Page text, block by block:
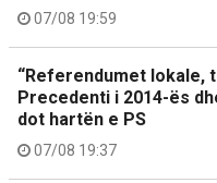
07/08 19:59
“Referendumet lokale,
Precedenti i 2014-ës
dot hartën e PS
07/08 19:37